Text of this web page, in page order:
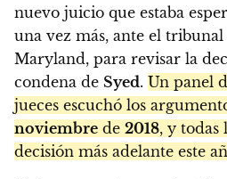
nuevo juicio que estaba
una vez más, ante el tribunal
Maryland, para revisar la
condena de Syed. Un panel
jueces escuchó los
noviembre de 2018, y todas
decisión más adelante este